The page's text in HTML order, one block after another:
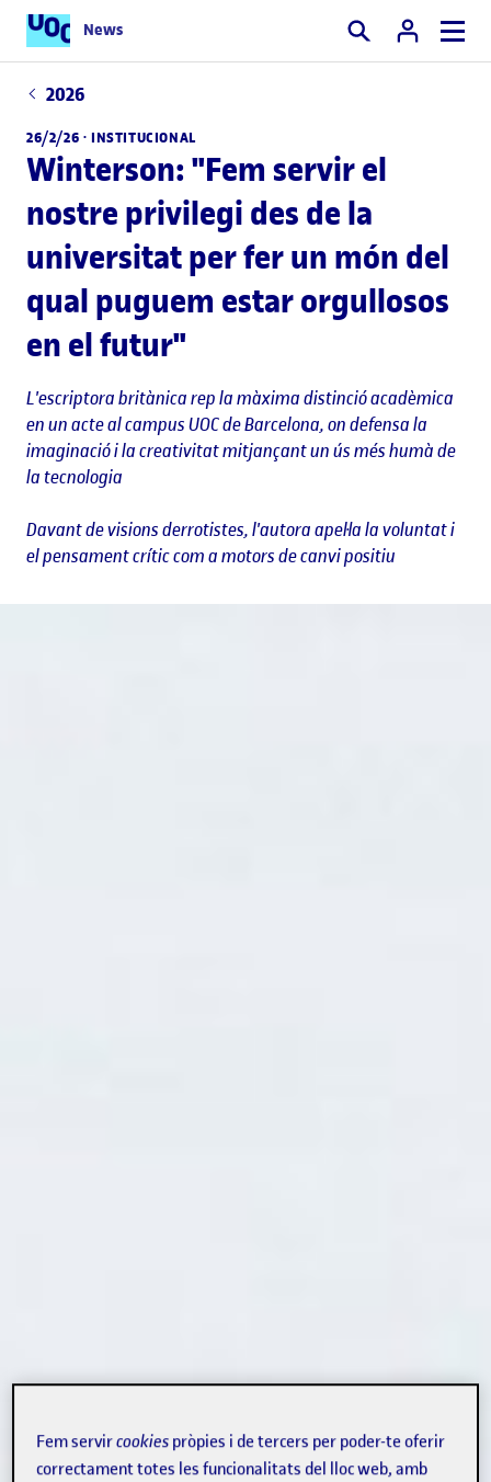
News Cercar
2026
26/2/26 · INSTITUCIONAL
Winterson: "Fem servir el
nostre privilegi des de la
universitat per fer un món del
qual puguem estar orgullosos
en el futur"
L'escriptora britànica rep la màxima distinció acadèmica
en un acte al campus UOC de Barcelona, on defensa la
imaginació i la creativitat mitjançant un ús més humà de
la tecnologia
Davant de visions derrotistes, l'autora apel·la la voluntat i
el pensament crític com a motors de canvi positiu
Fem servircookies pròpies i de tercers per poder-te oferir
correctament totes les funcionalitats del lloc web, amb